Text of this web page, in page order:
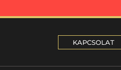
KAPCSOLAT